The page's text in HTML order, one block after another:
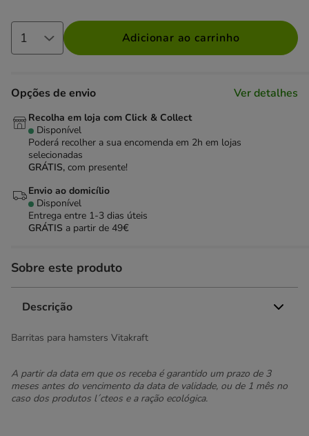
Adicionar ao carrinho
Opções de envio Ver detalhes
Recolha em loja com Click & Collect
Disponível
Poderá recolher a sua encomenda em 2h em lojas
selecionadas
GRÁTIS, com presente!
Envio ao domicílio
Disponível
Entrega entre 1-3 dias úteis
GRÁTIS a partir de 49€
Sobre este produto
Descrição
Barritas para hamsters Vitakraft
A partir da data em que os receba é garantido um prazo de 3
meses antes do vencimento da data de validade, ou de 1 mês no
caso dos produtos l´cteos e a ração ecológica.